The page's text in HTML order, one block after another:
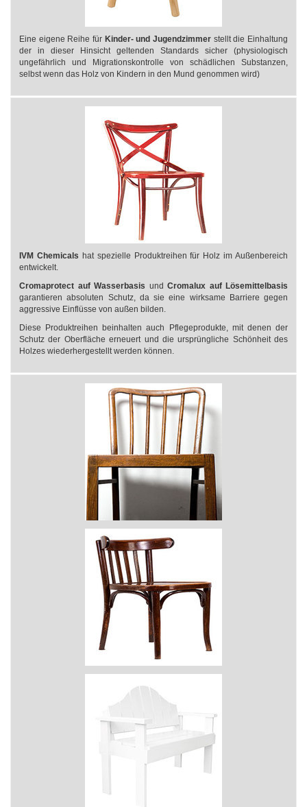
Eine eigene Reihe für Kinder- und Jugendzimmer stellt die Einhaltung
der in dieser Hinsicht geltenden Standards sicher (physiologisch
ungefährlich und Migrationskontrolle von schädlichen Substanzen,
selbst wenn das Holz von Kindern in den Mund genommen wird)
IVM Chemicals hat spezielle Produktreihen für Holz im Außenbereich
entwickelt.
Cromaprotect auf Wasserbasis und Cromalux auf Lösemittelbasis
garantieren absoluten Schutz, da sie eine wirksame Barriere gegen
aggressive Einflüsse von außen bilden.
Diese Produktreihen beinhalten auch Pflegeprodukte, mit denen der
Schutz der Oberfläche erneuert und die ursprüngliche Schönheit des
Holzes wiederhergestellt werden können.